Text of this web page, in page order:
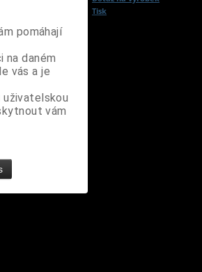
Tisk
pomáhají
na daném
vás a je
vám